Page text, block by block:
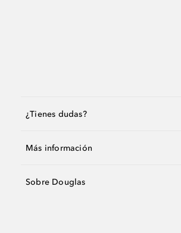
¿Tienes dudas?
Más información
Sobre Douglas